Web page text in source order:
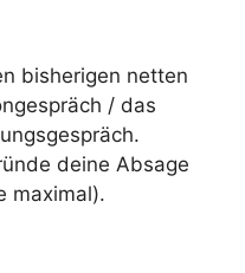
bisherigen netten
/ das
deine Absage
maximal).